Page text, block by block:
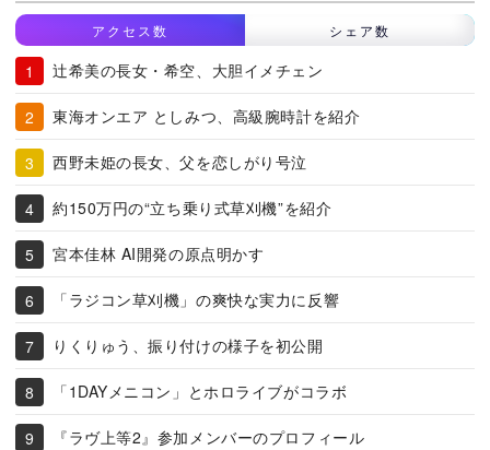
アクセス数 シェア数
辻希美の長女・希空、大胆イメチェン
東海オンエア としみつ、高級腕時計を紹介
西野未姫の長女、父を恋しがり号泣
約150万円の“立ち乗り式草刈機”を紹介
宮本佳林 AI開発の原点明かす
「ラジコン草刈機」の爽快な実力に反響
りくりゅう、振り付けの様子を初公開
「1DAYメニコン」とホロライブがコラボ
『ラヴ上等2』参加メンバーのプロフィール